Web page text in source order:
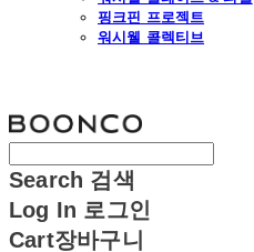
핑크핀 프로젝트
워시웰 콜렉티브
Search 검색
Log In 로그인
Cart장바구니